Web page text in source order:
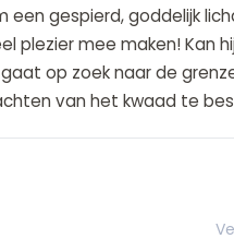
gespierd, goddelijk
plezier mee maken! Kan
op zoek naar de
van het kwaad te